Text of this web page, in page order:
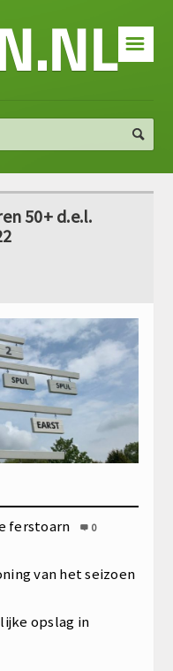
☰
50+ d.e.l.
ferstoarn
0
van het seizoen
opslag in